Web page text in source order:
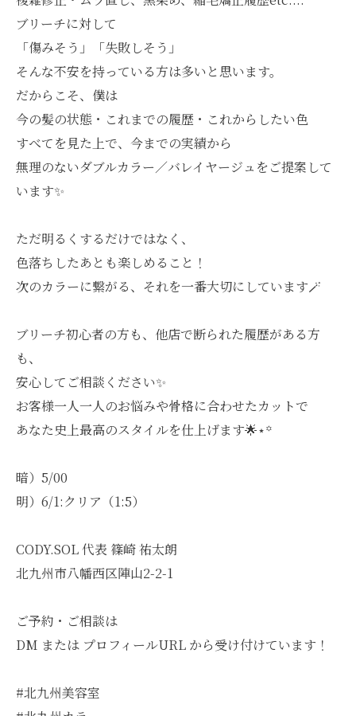
ブリーチに対して
「傷みそう」「失敗しそう」
そんな不安を持っている方は多いと思います。
だからこそ、僕は
今の髪の状態・これまでの履歴・これからしたい色
すべてを見た上で、今までの実績から
無理のないダブルカラー／バレイヤージュをご提案して
います✨
ただ明るくするだけではなく、
色落ちしたあとも楽しめること！
次のカラーに繋がる、それを一番大切にしています🪄︎︎
ブリーチ初心者の方も、他店で断られた履歴がある方
も、
安心してご相談ください✨
お客様一人一人のお悩みや骨格に合わせたカットで
あなた史上最高のスタイルを仕上げます🌟⋆꙳
暗）5/00
明）6/1:クリア（1:5）
CODY.SOL 代表 篠崎 祐太朗
北九州市八幡西区陣山2-2-1
ご予約・ご相談は
DM または プロフィールURL から受け付けています！
#北九州美容室